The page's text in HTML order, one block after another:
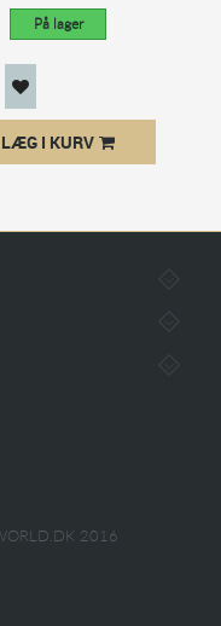
På lager
LÆG I KURV
2016